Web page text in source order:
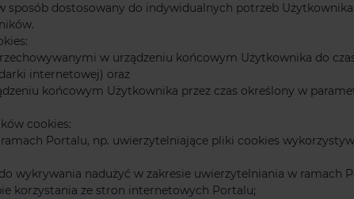
dostosowany do indywidualnych potrzeb Użytkownika,
w urządzeniu końcowym Użytkownika do
internetowej) oraz
końcowym Użytkownika przez czas określony w
cookies:
Portalu, np. uwierzytelniające pliki cookies
wykrywania nadużyć w zakresie uwierzytelniania w ramach
korzystania ze stron internetowych Portalu;